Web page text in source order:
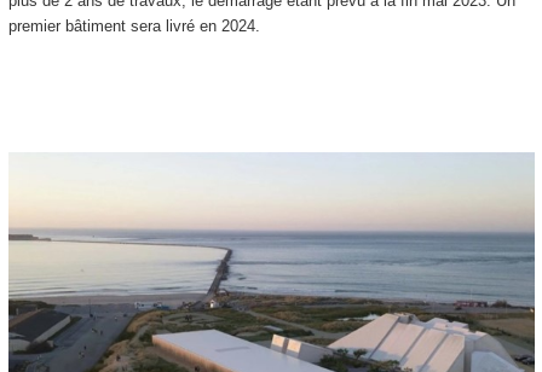
premier bâtiment sera livré en 2024.